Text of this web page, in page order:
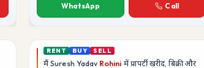
WhatsApp Call
RENT BUY SELL
मैंSuresh Yadav Rohini में प्रापर्टी खरीद, बिक्री और